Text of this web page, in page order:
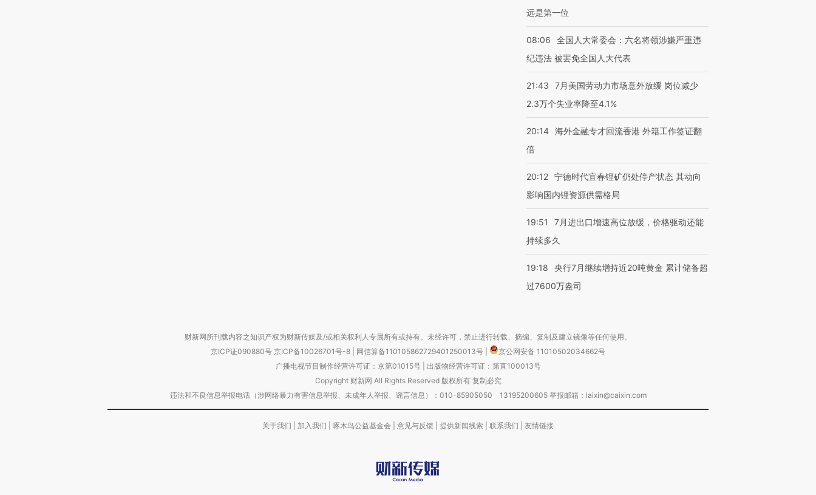
远是第一位
08:06
全国人大常委会：六名将领涉嫌严重违
纪违法 被罢免全国人大代表
21:43
7月美国劳动力市场意外放缓 岗位减少
2.3万个失业率降至4.1%
20:14 海外金融专才回流香港 外籍工作签证翻
倍
20:12 宁德时代宜春锂矿仍处停产状态 其动向
影响国内锂资源供需格局
19:51
7月进出口增速高位放缓，价格驱动还能
持续多久
19:18
央行7月继续增持近20吨黄金 累计储备超
过7600万盎司
财新网所刊载内容之知识产权为财新传媒及/或相关权利人专属所有或持有。未经许可，禁止进行转载、摘编、复制及建立镜像等任何使用。
京ICP证090880号 京ICP备10026701号-8 网信算备110105862729401250013号
京公网安备 11010502034662号
广播电视节目制作经营许可证：京第01015号| 出版物经营许可证：第直100013号
Copyright 财新网 All Rights Reserved 版权所有 复制必究
违法和不良信息举报电话（涉网络暴力有害信息举报、未成年人举报、谣言信息）：010-85905050 13195200605 举报邮箱：laixin@caixin.com
关于我们 加入我们 啄木鸟公益基金会 意见与反馈 提供新闻线索 联系我们 友情链接